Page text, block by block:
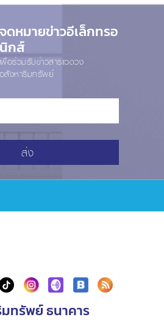
จดหมายข่าวอีเล็กทรอ
นิกส์
เพื่อร่วมรับข่าวสารแวดวง
อสังหาริมทรัพย์
ส่ง
ทรัพย์ ธนาคาร